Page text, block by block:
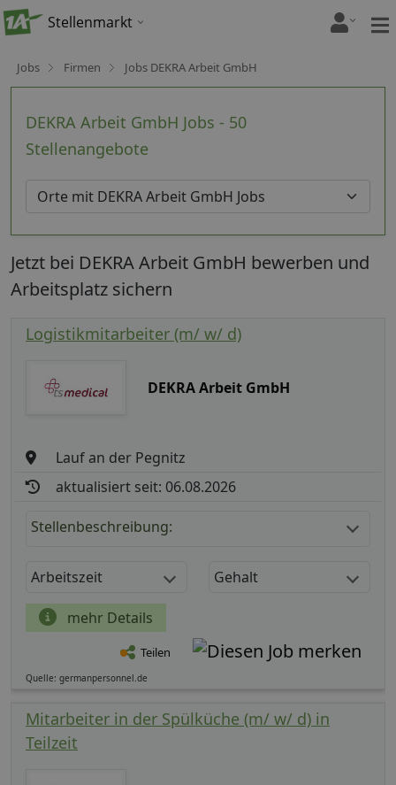
Stellenmarkt
Jobs Firmen Jobs DEKRA Arbeit GmbH
DEKRA Arbeit GmbH Jobs - 50
Stellenangebote
Jetzt bei DEKRA Arbeit GmbH bewerben und
Arbeitsplatz sichern
Logistikmitarbeiter (m/ w/ d)
DEKRA Arbeit GmbH
Lauf an der Pegnitz
aktualisiert seit: 06.08.2026
Stellenbeschreibung:
Arbeitszeit Gehalt
mehr Details
Teilen
Quelle: germanpersonnel.de
Mitarbeiter in der Spülküche (m/ w/ d) in
Teilzeit